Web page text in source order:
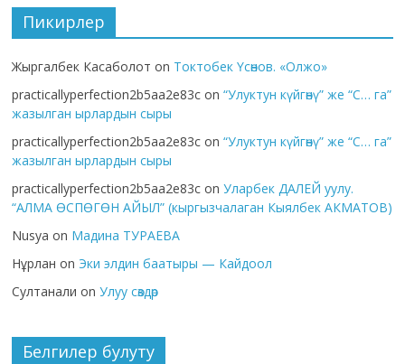
Пикирлер
Жыргалбек Касаболот on Токтобек Үсөнов. «Олжо»
practicallyperfection2b5aa2e83c on“Улуктун күйгөнү” же “С… га”
жазылган ырлардын сыры
practicallyperfection2b5aa2e83c on“Улуктун күйгөнү” же “С… га”
жазылган ырлардын сыры
practicallyperfection2b5aa2e83c onУларбек ДАЛЕЙ уулу.
“АЛМА ӨСПӨГӨН АЙЫЛ” (кыргызчалаган Кыялбек АКМАТОВ)
Nusya on Мадина ТУРАЕВА
Нұрлан on Эки элдин баатыры — Кайдоол
Султанали onУлуу сөздөр
Белгилер булуту